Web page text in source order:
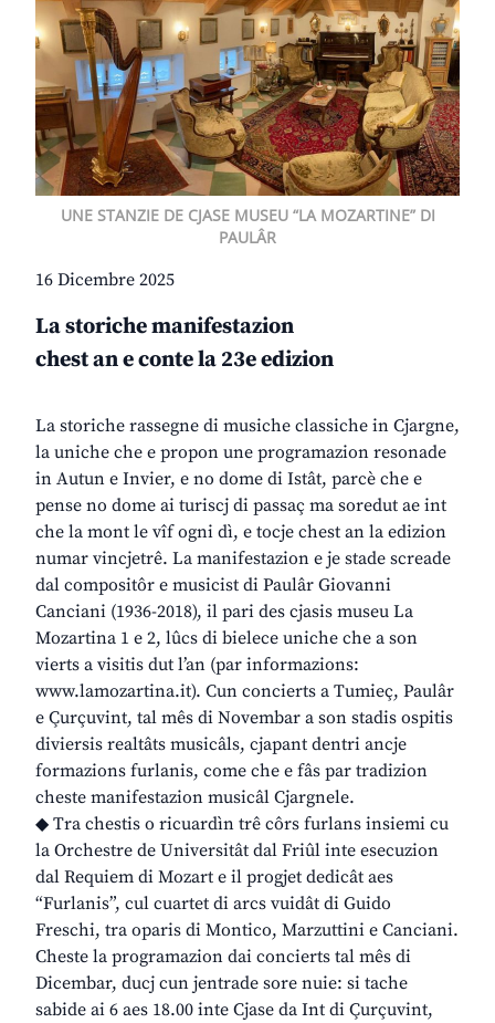
UNE STANZIE DE CJASE MUSEU “LA MOZARTINE” DI
PAULÂR
16 Dicembre 2025
La storiche manifestazion
chest an e conte la 23e edizion
La storiche rassegne di musiche classiche in Cjargne,
la uniche che e propon une programazion resonade
in Autun e Invier, e no dome di Istât, parcè che e
pense no dome ai turiscj di passaç ma soredut ae int
che la mont le vîf ogni dì, e tocje chest an la edizion
numar vincjetrê. La manifestazion e je stade screade
dal compositôr e musicist di Paulâr Giovanni
Canciani (1936-2018), il pari des cjasis museu La
Mozartina 1 e 2, lûcs di bielece uniche che a son
vierts a visitis dut l’an (par informazions:
www.lamozartina.it). Cun concierts a Tumieç, Paulâr
e Çurçuvint, tal mês di Novembar a son stadis ospitis
diviersis realtâts musicâls, cjapant dentri ancje
formazions furlanis, come che e fâs par tradizion
cheste manifestazion musicâl Cjargnele.
◆ Tra chestis o ricuardìn trê côrs furlans insiemi cu
la Orchestre de Universitât dal Friûl inte esecuzion
dal Requiem di Mozart e il progjet dedicât aes
“Furlanis”, cul cuartet di arcs vuidât di Guido
Freschi, tra oparis di Montico, Marzuttini e Canciani.
Cheste la programazion dai concierts tal mês di
Dicembar, ducj cun jentrade sore nuie: si tache
sabide ai 6 aes 18.00 inte Cjase da Int di Çurçuvint,